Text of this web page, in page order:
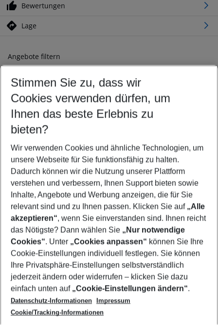
Bewertungen
Lage
Angebote filtern
Ändern Sie Ihre Kriterien nach Ihren Wünschen
Abflughafen wählen
Beliebiger Abflughafen
Reisezeitraum wählen
09.08.26– 07.08.27 5-8 Nächte
2 Erwachsene Keine Kinder
Mehr Filter anzeigen
Footer
Footer navigation
Über uns
AGB
Cookie-Einstellungen ändern
Cookie-Richtlinie
Datenschutz
Service & Hilfe
Barrierefreies Reisen
Check-in
Folgen Sie uns
Stimmen Sie zu, dass wir
Cookies verwenden dürfen, um
Ihnen das beste Erlebnis zu
bieten?
Wir verwenden Cookies und ähnliche Technologien, um
unsere Webseite für Sie funktionsfähig zu halten.
Dadurch können wir die Nutzung unserer Plattform
verstehen und verbessern, Ihnen Support bieten sowie
Inhalte, Angebote und Werbung anzeigen, die für Sie
relevant sind und zu Ihnen passen. Klicken Sie auf „Alle
akzeptieren“, wenn Sie einverstanden sind. Ihnen reicht
das Nötigste? Dann wählen Sie „Nur notwendige
Cookies“. Unter „Cookies anpassen“ können Sie Ihre
Cookie-Einstellungen individuell festlegen. Sie können
Ihre Privatsphäre-Einstellungen selbstverständlich
jederzeit ändern oder widerrufen – klicken Sie dazu
einfach unten auf „Cookie-Einstellungen ändern“.
Datenschutz-Informationen
Impressum
Cookie/Tracking-Informationen